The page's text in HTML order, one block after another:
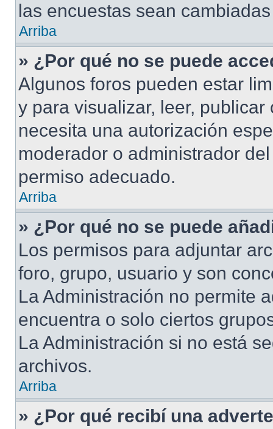
las encuestas sean
Arriba
» ¿Por qué no se puede
Algunos foros pueden estar
y para visualizar, leer,
necesita una autorización
moderador o administrador
permiso adecuado.
Arriba
» ¿Por qué no se puede
Los permisos para adjuntar
foro, grupo, usuario y son
La Administración no permite
encuentra o solo ciertos
La Administración si no está
archivos.
Arriba
» ¿Por qué recibí una